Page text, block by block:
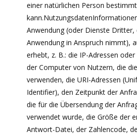
einer natürlichen Person
Anwendung (oder Dienste Dritter,
Anwendung in Anspruch nimmt),
erhebt, z. B.: die IP-Adressen
der Computer von Nutzern, die
verwenden, die URI-Adressen
Identifier), den Zeitpunkt der
die für die Übersendung der
verwendet wurde, die Größe der
Antwort-Datei, der Zahlencode,